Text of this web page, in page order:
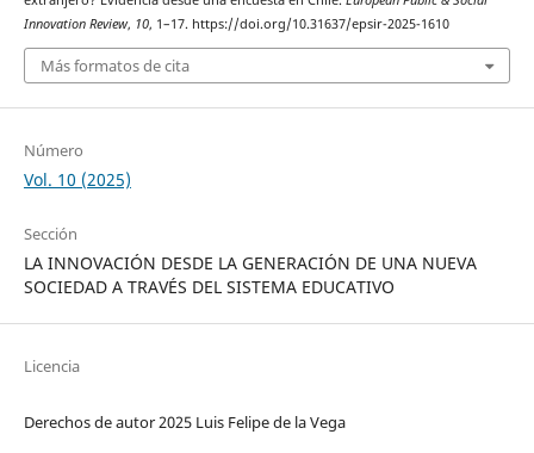
Innovation Review, 10, 1–17. https://doi.org/10.31637/epsir-2025-1610
Más formatos de cita
Número
Vol. 10 (2025)
Sección
LA INNOVACIÓN DESDE LA GENERACIÓN DE UNA NUEVA
SOCIEDAD A TRAVÉS DEL SISTEMA EDUCATIVO
Licencia
Derechos de autor 2025 Luis Felipe de la Vega